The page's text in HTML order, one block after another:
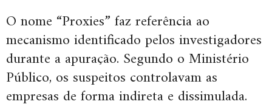
O nome “Proxies” faz referência ao
mecanismo identificado pelos investigadores
durante a apuração. Segundo o Ministério
Público, os suspeitos controlavam as
empresas de forma indireta e dissimulada.